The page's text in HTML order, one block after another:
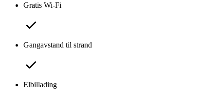
Gratis Wi-Fi
Gangavstand til strand
Elbillading